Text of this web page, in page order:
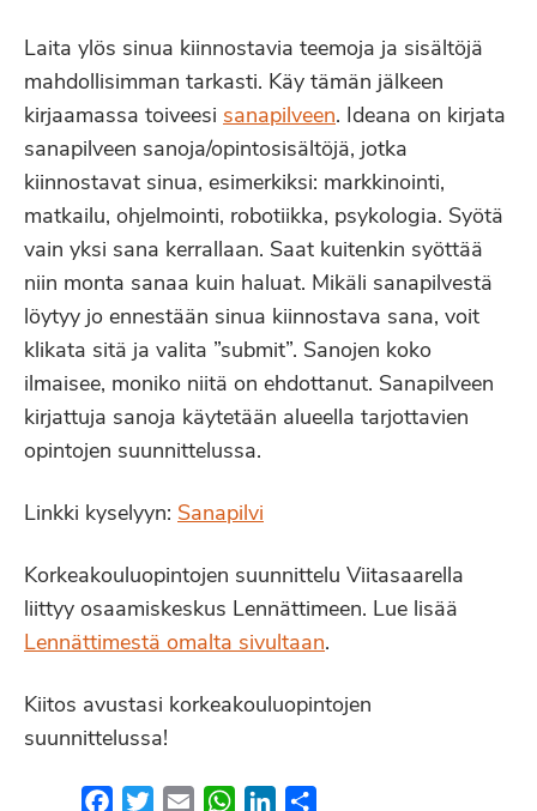
Laita ylös sinua kiinnostavia teemoja ja sisältöjä
mahdollisimman tarkasti. Käy tämän jälkeen
kirjaamassa toiveesi sanapilveen. Ideana on kirjata
sanapilveen sanoja/opintosisältöjä, jotka
kiinnostavat sinua, esimerkiksi: markkinointi,
matkailu, ohjelmointi, robotiikka, psykologia. Syötä
vain yksi sana kerrallaan. Saat kuitenkin syöttää
niin monta sanaa kuin haluat. Mikäli sanapilvestä
löytyy jo ennestään sinua kiinnostava sana, voit
klikata sitä ja valita ”submit”. Sanojen koko
ilmaisee, moniko niitä on ehdottanut. Sanapilveen
kirjattuja sanoja käytetään alueella tarjottavien
opintojen suunnittelussa.
Linkki kyselyyn: Sanapilvi
Korkeakouluopintojen suunnittelu Viitasaarella
liittyy osaamiskeskus Lennättimeen. Lue lisää
Lennättimestä omalta sivultaan.
Kiitos avustasi korkeakouluopintojen
suunnittelussa!
FacebookTwitterEmail WhatsApp
LinkedIn